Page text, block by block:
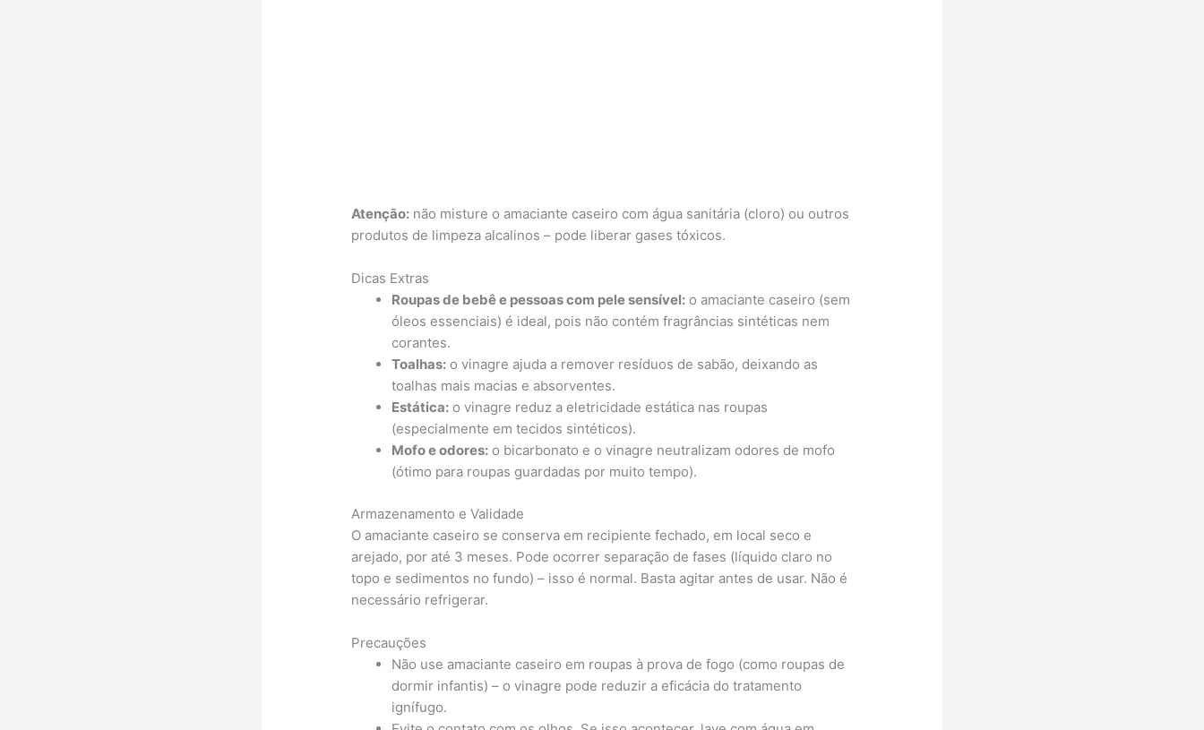
Atenção: não misture o amaciante caseiro com água sanitária (cloro) ou outros
produtos de limpeza alcalinos – pode liberar gases tóxicos.
Dicas Extras
Roupas de bebê e pessoas com pele sensível: o amaciante caseiro (sem
óleos essenciais) é ideal, pois não contém fragrâncias sintéticas nem
corantes.
Toalhas: o vinagre ajuda a remover resíduos de sabão, deixando as
toalhas mais macias e absorventes.
Estática: o vinagre reduz a eletricidade estática nas roupas
(especialmente em tecidos sintéticos).
Mofo e odores: o bicarbonato e o vinagre neutralizam odores de mofo
(ótimo para roupas guardadas por muito tempo).
Armazenamento e Validade
O amaciante caseiro se conserva em recipiente fechado, em local seco e
arejado, por até 3 meses. Pode ocorrer separação de fases (líquido claro no
topo e sedimentos no fundo) – isso é normal. Basta agitar antes de usar. Não é
necessário refrigerar.
Precauções
Não use amaciante caseiro em roupas à prova de fogo (como roupas de
dormir infantis) – o vinagre pode reduzir a eficácia do tratamento
ignífugo.